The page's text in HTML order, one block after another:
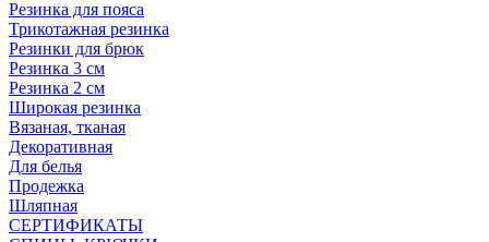
Резинка для пояса
Трикотажная резинка
Резинки для брюк
Резинка 3 см
Резинка 2 см
Широкая резинка
Вязаная, тканая
Декоративная
Для белья
Продежка
Шляпная
СЕРТИФИКАТЫ